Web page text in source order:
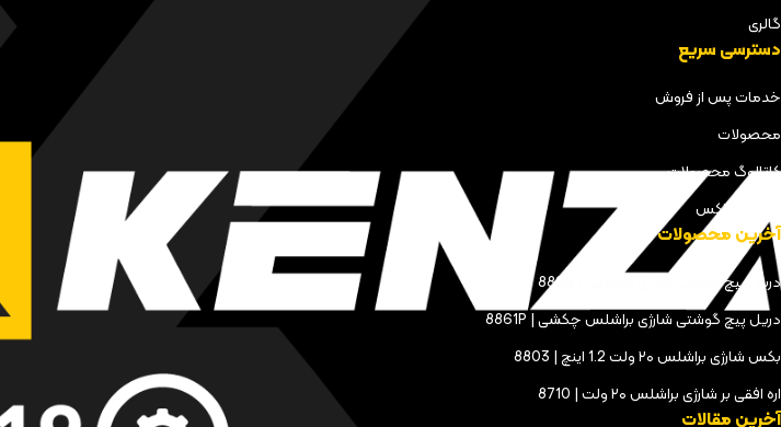
گالری
دسترسی سریع
خدمات پس از فروش
محصولات
کاتالوگ محصولات
مجله کنزاکس
آخرین محصولات
دریل پیچ گوشتی شارژی براشلس | 8898
دریل پیچ گوشتی شارژی براشلس چکشی | 8861P
بکس شارژی براشلس ۲۰ ولت 1.2 اینچ | 8803
اره افقی بر شارژی براشلس ۲۰ ولت | 8710
آخرین مقالات